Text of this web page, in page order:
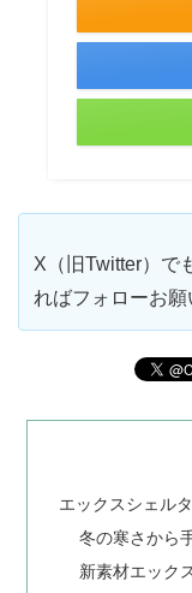
X（旧Twitter）で
ればフォローお願
エックスシェル
冬の寒さから
新素材エック